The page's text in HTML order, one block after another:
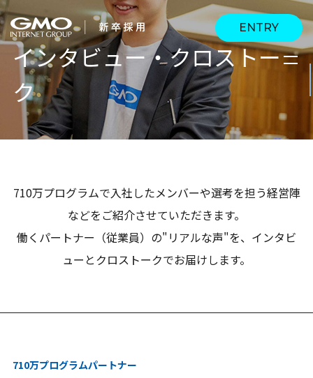
ENTRY
会社を知る
企業情報 CEOメッセージ
インタビュー・クロス
キャリアパス
働く環境
待遇・福利厚生 人財育成制度
オフィスツアー 社内イベント
AI活用
インタビュー・クロストー
ク
710万プログラムで入社したメンバーや選考を担う経営陣
などをご紹介させていただきます。
働くパートナー（従業員）の"リアルな声"を、インタビ
ューとクロストークでお届けします。
710万プログラムパートナー